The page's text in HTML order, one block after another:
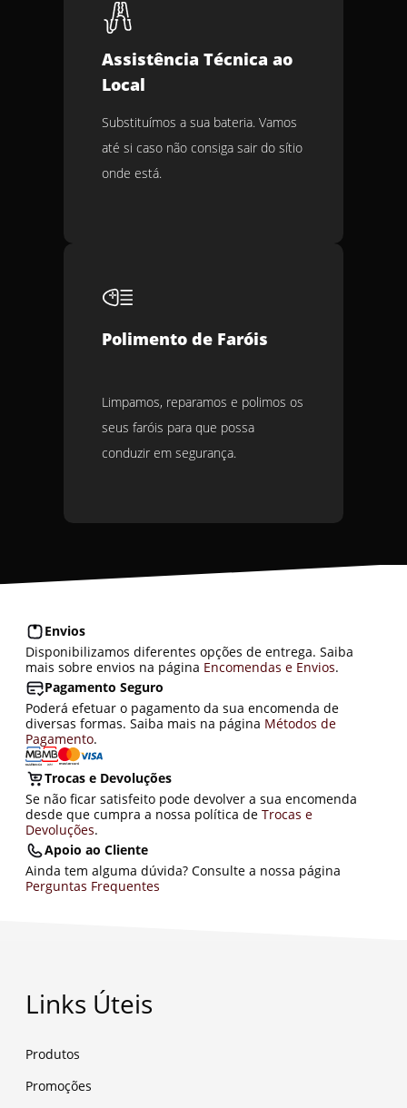
Assistência Técnica ao
Local
Substituímos a sua bateria. Vamos
até si caso não consiga sair do sítio
onde está.
Polimento de Faróis
Limpamos, reparamos e polimos os
seus faróis para que possa
conduzir em segurança.
Envios
Disponibilizamos diferentes opções de entrega. Saiba
mais sobre envios na página Encomendas e Envios.
Pagamento Seguro
Poderá efetuar o pagamento da sua encomenda de
diversas formas. Saiba mais na página Métodos de
Pagamento.
Trocas e Devoluções
Se não ficar satisfeito pode devolver a sua encomenda
desde que cumpra a nossa política de Trocas e
Devoluções.
Apoio ao Cliente
Ainda tem alguma dúvida? Consulte a nossa página
Perguntas Frequentes
Links Úteis
Produtos
Promoções